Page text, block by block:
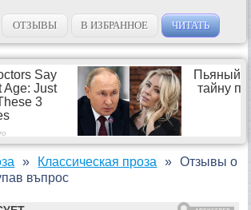
ОТЗЫВЫ В ИЗБРАННОЕ ЧИТАТЬ
Классическая проза
Отзывы о
въпрос